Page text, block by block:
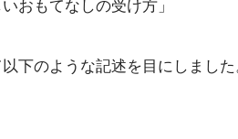
いおもてなしの受け方」
下のような記述を目にしました